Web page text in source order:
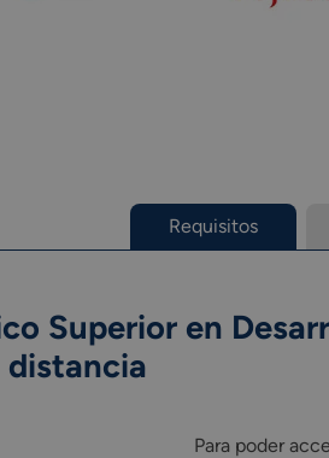
Requisitos
Superior en
Para poder